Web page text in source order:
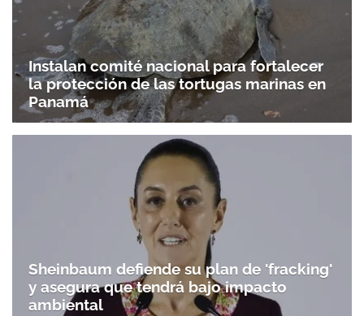
Instalan comité nacional para fortalecer
la protección de las tortugas marinas en
Panamá
Sheinbaum defiende su plan de 'fracking'
y asegura que tendrá bajo impacto
ambiental